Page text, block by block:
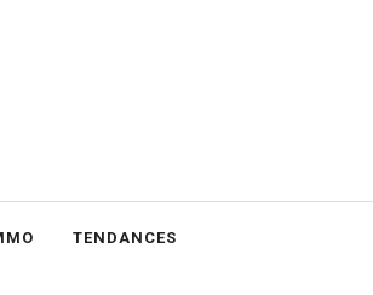
TENDANCES